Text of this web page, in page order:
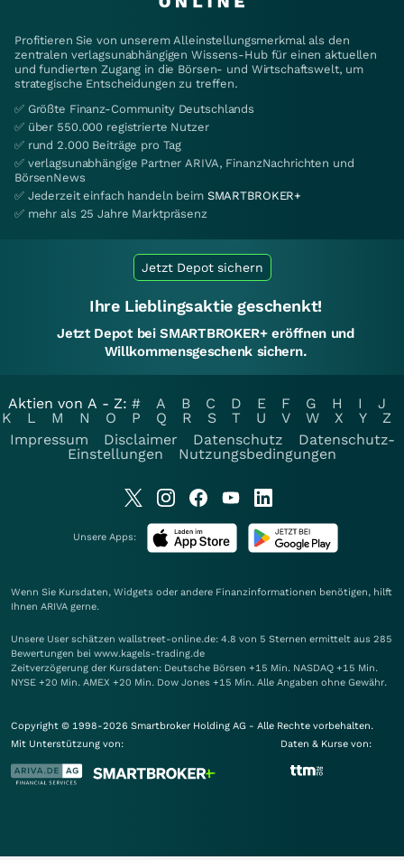
Profitieren Sie von unserem Alleinstellungsmerkmal als den
zentralen verlagsunabhängigen Wissens-Hub für einen aktuellen
und fundierten Zugang in die Börsen- und Wirtschaftswelt, um
strategische Entscheidungen zu treffen.
✅ Größte Finanz-Community Deutschlands
✅ über 550.000 registrierte Nutzer
✅ rund 2.000 Beiträge pro Tag
✅ verlagsunabhängige Partner ARIVA, FinanzNachrichten und
BörsenNews
✅ Jederzeit einfach handeln beim SMARTBROKER+
✅ mehr als 25 Jahre Marktpräsenz
Jetzt Depot sichern
Ihre Lieblingsaktie geschenkt!
Jetzt Depot bei SMARTBROKER+ eröffnen und
Willkommensgeschenk sichern.
Aktien von A - Z: # A B C D E F G H I
J
K
L M N O P Q R S T U V W X Y
Z
Impressum
Disclaimer Datenschutz
Datenschutz-
Einstellungen
Nutzungsbedingungen
Unsere Apps:
Wenn Sie Kursdaten, Widgets oder andere Finanzinformationen benötigen, hilft
Ihnen ARIVA gerne.
Unsere User schätzen wallstreet-online.de: 4.8 von 5 Sternen ermittelt aus 285
Bewertungen bei www.kagels-trading.de
Zeitverzögerung der Kursdaten: Deutsche Börsen +15 Min. NASDAQ +15 Min.
NYSE +20 Min. AMEX +20 Min. Dow Jones +15 Min. Alle Angaben ohne Gewähr.
Copyright © 1998-2026 Smartbroker Holding AG - Alle Rechte vorbehalten.
Mit Unterstützung von:
Daten & Kurse von: